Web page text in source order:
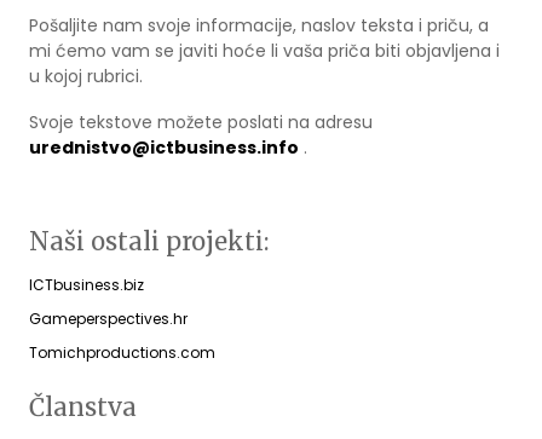
Pošaljite nam svoje informacije, naslov teksta i priču, a
mi ćemo vam se javiti hoće li vaša priča biti objavljena i
u kojoj rubrici.
Svoje tekstove možete poslati na adresu
urednistvo@ictbusiness.info .
Naši ostali projekti:
ICTbusiness.biz
Gameperspectives.hr
Tomichproductions.com
Članstva